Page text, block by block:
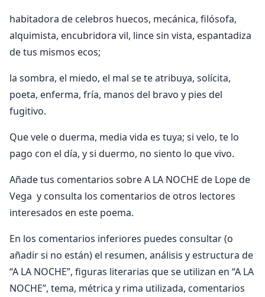
habitadora de celebros huecos, mecánica, filósofa,
alquimista, encubridora vil, lince sin vista, espantadiza
de tus mismos ecos;
la sombra, el miedo, el mal se te atribuya, solícita,
poeta, enferma, fría, manos del bravo y pies del
fugitivo.
Que vele o duerma, media vida es tuya; si velo, te lo
pago con el día, y si duermo, no siento lo que vivo.
Añade tus comentarios sobre A LA NOCHE de Lope de
Vega y consulta los comentarios de otros lectores
interesados en este poema.
En los comentarios inferiores puedes consultar (o
añadir si no están) el resumen, análisis y estructura de
“A LA NOCHE”, figuras literarias que se utilizan en “A LA
NOCHE”, tema, métrica y rima utilizada, comentarios